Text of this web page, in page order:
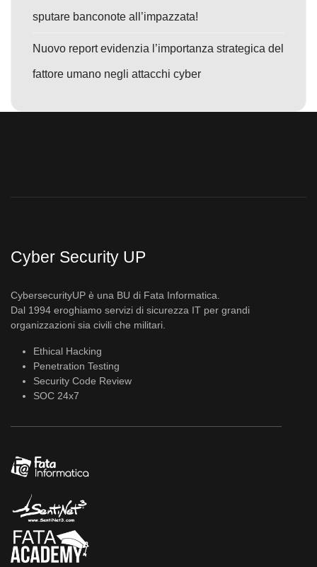
sputare banconote all’impazzata!
Nuovo report evidenzia l’importanza strategica del
fattore umano negli attacchi cyber
Cyber Security UP
CybersecurityUP è una BU di Fata Informatica.
Dal 1994 eroghiamo servizi di sicurezza IT per grandi
organizzazioni sia civili che militari.
Ethical Hacking
Penetration Testing
Security Code Review
SOC 24x7